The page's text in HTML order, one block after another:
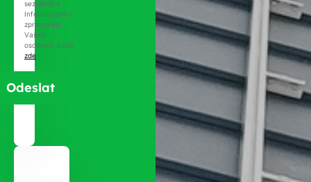
seznámili s
Informacemi o
zpracování
Vašich
osobních údajů
zde